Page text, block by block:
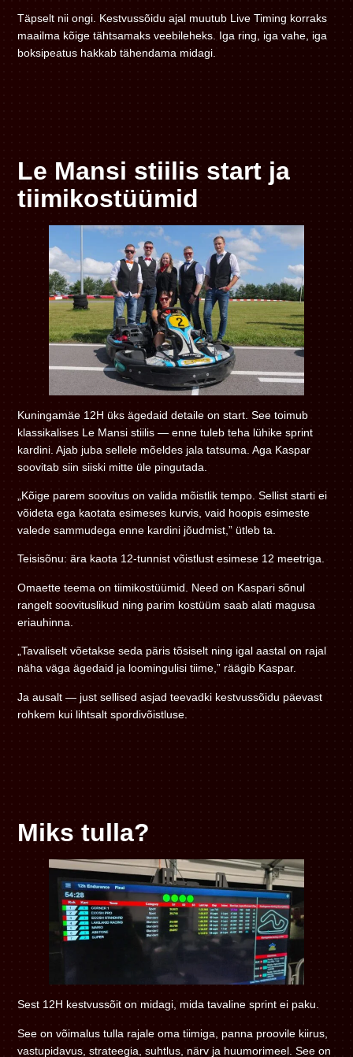
Täpselt nii ongi. Kestvussõidu ajal muutub Live Timing korraks
maailma kõige tähtsamaks veebileheks. Iga ring, iga vahe, iga
boksipeatus hakkab tähendama midagi.
Le Mansi stiilis start ja
tiimikostüümid
Kuningamäe 12H üks ägedaid detaile on start. See toimub
klassikalises Le Mansi stiilis — enne tuleb teha lühike sprint
kardini. Ajab juba sellele mõeldes jala tatsuma. Aga Kaspar
soovitab siin siiski mitte üle pingutada.
„Kõige parem soovitus on valida mõistlik tempo. Sellist starti ei
võideta ega kaotata esimeses kurvis, vaid hoopis esimeste
valede sammudega enne kardini jõudmist,” ütleb ta.
Teisisõnu: ära kaota 12-tunnist võistlust esimese 12 meetriga.
Omaette teema on tiimikostüümid. Need on Kaspari sõnul
rangelt soovituslikud ning parim kostüüm saab alati magusa
eriauhinna.
„Tavaliselt võetakse seda päris tõsiselt ning igal aastal on rajal
näha väga ägedaid ja loomingulisi tiime,” räägib Kaspar.
Ja ausalt — just sellised asjad teevadki kestvussõidu päevast
rohkem kui lihtsalt spordivõistluse.
Miks tulla?
Sest 12H kestvussõit on midagi, mida tavaline sprint ei paku.
See on võimalus tulla rajale oma tiimiga, panna proovile kiirus,
vastupidavus, strateegia, suhtlus, närv ja huumorimeel. See on